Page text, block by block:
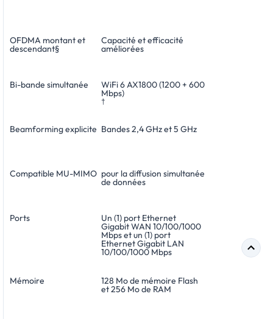
OFDMA montant et
descendant§
Capacité et efficacité
améliorées
Bi-bande simultanée WiFi 6 AX1800 (1200 + 600
Mbps)
†
Beamforming explicite Bandes 2,4 GHz et 5 GHz
Compatible MU-MIMO pour la diffusion simultanée
de données
Ports Un (1) port Ethernet
Gigabit WAN 10/100/1000
Mbps et un (1) port
Ethernet Gigabit LAN
10/100/1000 Mbps
Mémoire 128 Mo de mémoire Flash
et 256 Mo de RAM